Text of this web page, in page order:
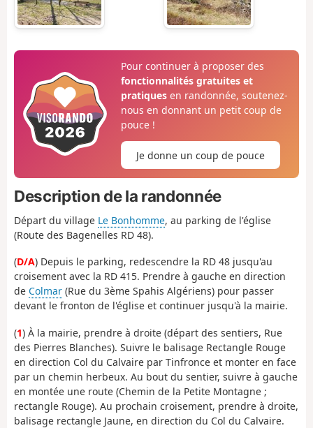
Pour continuer à proposer des
fonctionnalités gratuites et
pratiquesen randonnée, soutenez-
nous en donnant un petit coup de
pouce !
Je donne un coup de pouce
Description de la randonnée
Départ du village Le Bonhomme, au parking de l'église
(Route des Bagenelles RD 48).
(D/A) Depuis le parking, redescendre la RD 48 jusqu'au
croisement avec la RD 415. Prendre à gauche en direction
de Colmar (Rue du 3ème Spahis Algériens) pour passer
devant le fronton de l'église et continuer jusqu'à la mairie.
(1) À la mairie, prendre à droite (départ des sentiers, Rue
des Pierres Blanches). Suivre le balisage Rectangle Rouge
en direction Col du Calvaire par Tinfronce et monter en face
par un chemin herbeux. Au bout du sentier, suivre à gauche
en montée une route (Chemin de la Petite Montagne ;
rectangle Rouge). Au prochain croisement, prendre à droite,
balisage rectangle Jaune, en direction du Col du Calvaire.